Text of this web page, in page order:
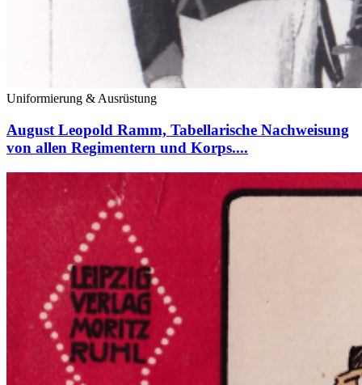
Uniformierung & Ausrüstung
August Leopold Ramm, Tabellarische Nachweisung
von allen Regimentern und Korps....